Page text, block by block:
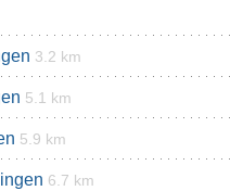
3.2 km
5.1 km
5.9 km
6.7 km